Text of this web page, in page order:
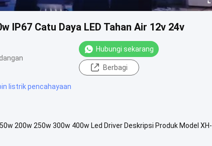
IP67 Catu Daya LED Tahan Air 12v 24v
Hubungi sekarang
Berbagi
listrik pencahayaan
200w 250w 300w 400w Led Driver Deskripsi Produk Model XH-